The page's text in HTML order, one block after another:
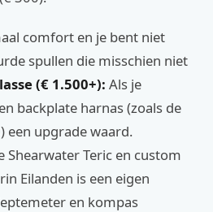
comfort en je bent niet
spullen die misschien niet
(€ 1.500+): Als je
backplate harnas (zoals de
een upgrade waard.
Teric en custom
Eilanden is een eigen
en kompas